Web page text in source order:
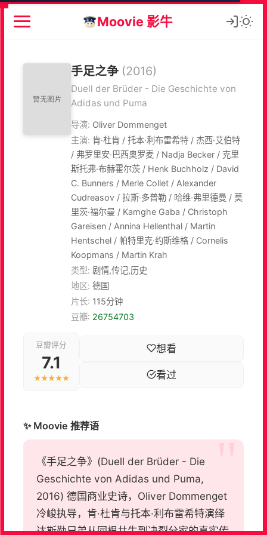
Moovie 影牛
手足之争 (2016)
Duell der Brüder - Die Geschichte von
Adidas und Puma
导演: Oliver Dommenget
主演: 肯·杜肯 / 托本·利布雷希特 / 杰西·艾伯特
/ 弗罗里安·巴西奥罗麦 / Nadja Becker / 克里
斯托弗·布赫霍尔茨 / Henk Buchholz / David
C. Bunners / Merle Collet / Alexander
Cudreasov / 拉斯·多普勒 / 哈维·弗里德曼 / 莫
里茨·福尔曼 / Kamghe Gaba / Christoph
Gareisen / Annina Hellenthal / Martin
Hentschel / 帕特里克·约斯维格 / Cornelis
Koopmans / Martin Krah
类型: 剧情,传记,历史
地区: 德国
片长: 115分钟
豆瓣: 26754703
豆瓣评分
7.1
★★★★★
想看
看过
✨ Moovie 推荐语
《手足之争》(Duell der Brüder - Die
Geschichte von Adidas und Puma,
2016) 德国商业史诗，Oliver Dommenget
冷峻执导，肯·杜肯与托本·利布雷希特演绎
达斯勒兄弟从同根共生到决裂分家的真实传